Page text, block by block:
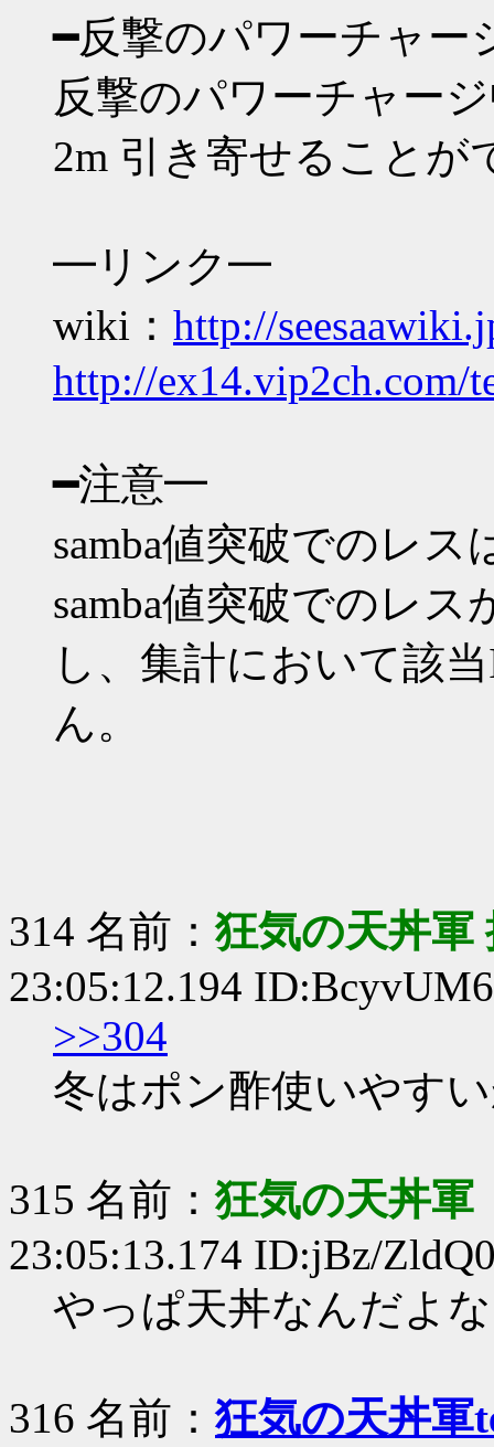
━反撃のパワーチャ
反撃のパワーチャー
2m 引き寄せることが
━リンク━
wiki： http://
http://ex14.vip2ch.com/
━注意━
samba値突破でのレ
samba値突破でのレ
し、集計において該
ん。
314 名前：狂気の天丼軍
23:05:12.194
>>304
冬はポン酢使いやす
315 名前：狂気の天丼
23:05:13.174 ID:jBz/
やっぱ天丼なんだよ
316 名前：狂気の天丼軍